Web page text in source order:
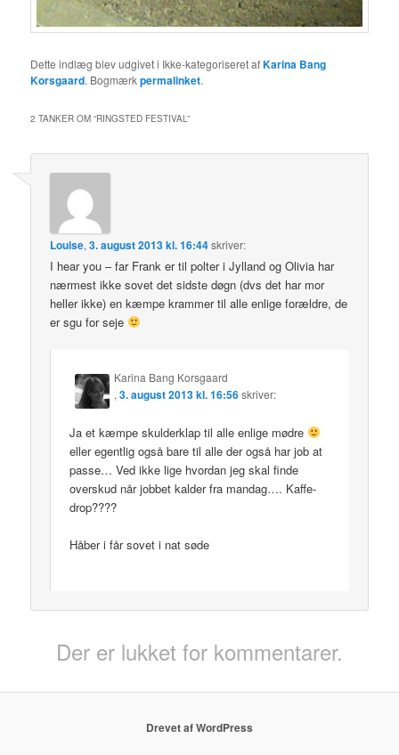
Dette indlæg blev udgivet i Ikke-kategoriseret afKarina Bang
Korsgaard. Bogmærkpermalinket.
2 TANKER OM “RINGSTED FESTIVAL”
Louise,3. august 2013 kl. 16:44skriver:
I hear you – far Frank er til polter i Jylland og Olivia har
nærmest ikke sovet det sidste døgn (dvs det har mor
heller ikke) en kæmpe krammer til alle enlige forældre, de
er sgu for seje
Karina Bang Korsgaard
,3. august 2013 kl. 16:56skriver:
Ja et kæmpe skulderklap til alle enlige mødre
eller egentlig også bare til alle der også har job at
passe… Ved ikke lige hvordan jeg skal finde
overskud når jobbet kalder fra mandag…. Kaffe-
drop????
Håber i får sovet i nat søde
Der er lukket for kommentarer.
Drevet af WordPress